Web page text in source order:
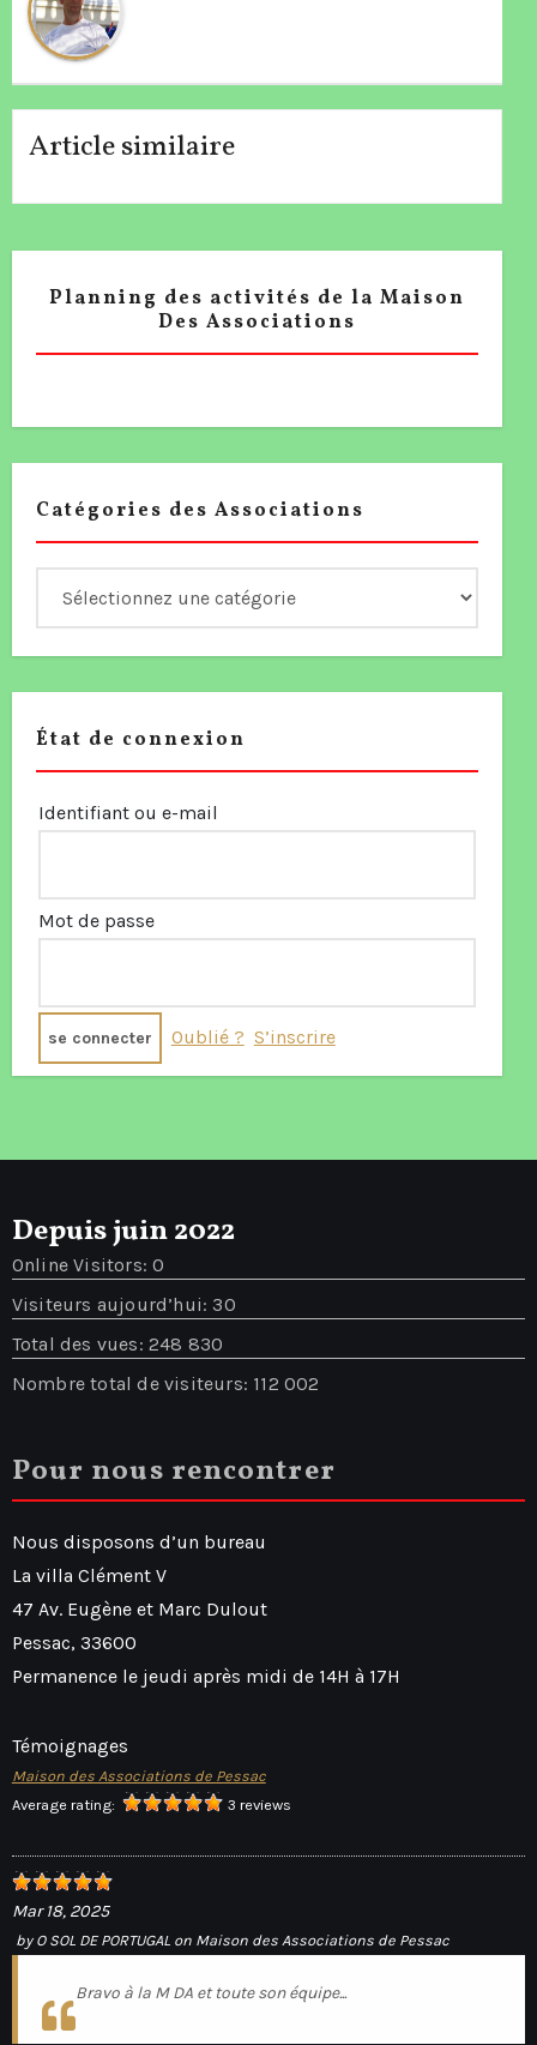
Article similaire
Planning des activités de la Maison
Des Associations
Catégories des Associations
État de connexion
Identifiant ou e-mail
Mot de passe
Oublié ? S’inscrire
Depuis juin 2022
Online Visitors:0
Visiteurs aujourd’hui: 30
Total des vues: 248 830
Nombre total de visiteurs: 112 002
Pour nous rencontrer
Nous disposons d’un bureau
La villa Clément V
47 Av. Eugène et Marc Dulout
Pessac, 33600
Permanence le jeudi après midi de 14H à 17H
Témoignages
Maison des Associations de Pessac
Average rating:
3 reviews
Mar 18, 2025
by O SOL DE PORTUGAL on Maison des Associations de Pessac
Bravo à la M DA et toute son équipe...